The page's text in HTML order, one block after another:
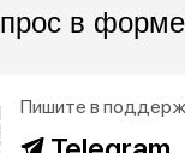
в форме
Пишите в